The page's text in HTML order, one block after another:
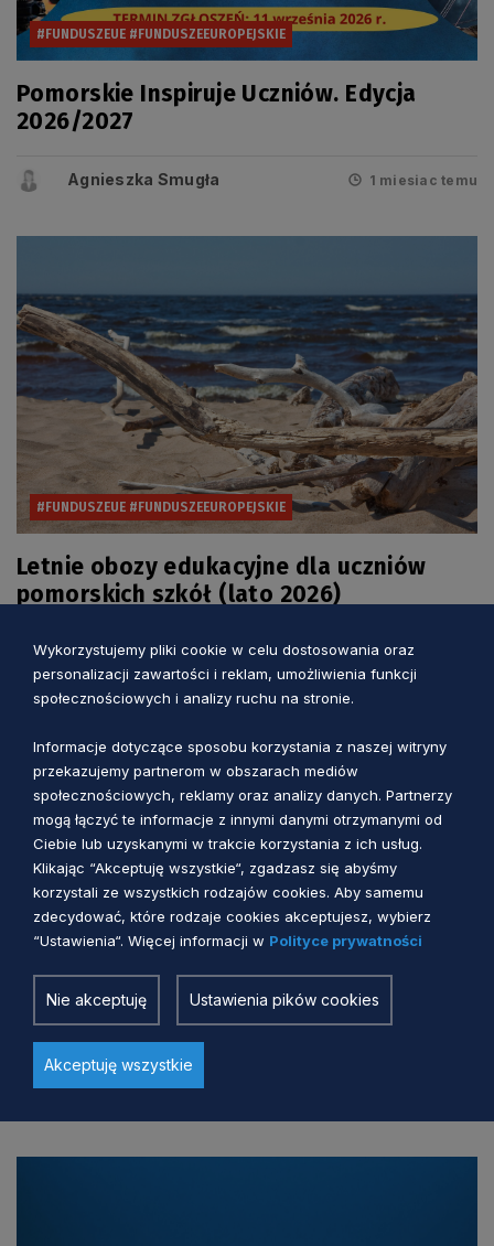
#FUNDUSZEUE #FUNDUSZEEUROPEJSKIE
Pomorskie Inspiruje Uczniów. Edycja
2026/2027
Agnieszka Smugła 1 miesiac temu
#FUNDUSZEUE #FUNDUSZEEUROPEJSKIE
Letnie obozy edukacyjne dla uczniów
pomorskich szkół (lato 2026)
Agnieszka Smugła 1 miesiac temu
#FUNDUSZEUE #FUNDUSZEEUROPEJSKIE
Edukacja morska w wakacyjnej scenerii
Wykorzystujemy pliki cookie w celu dostosowania oraz
personalizacji zawartości i reklam, umożliwienia funkcji
społecznościowych i analizy ruchu na stronie.
Informacje dotyczące sposobu korzystania z naszej witryny
przekazujemy partnerom w obszarach mediów
społecznościowych, reklamy oraz analizy danych. Partnerzy
mogą łączyć te informacje z innymi danymi otrzymanymi od
Ciebie lub uzyskanymi w trakcie korzystania z ich usług.
Klikając “Akceptuję wszystkie“, zgadzasz się abyśmy
korzystali ze wszystkich rodzajów cookies. Aby samemu
zdecydować, które rodzaje cookies akceptujesz, wybierz
“Ustawienia“. Więcej informacji w Polityce prywatności
Nie akceptuję Ustawienia pików cookies
Akceptuję wszystkie